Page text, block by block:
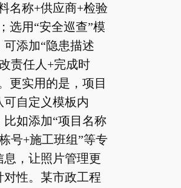
名称+供应商+检验
选用“安全巡查”模
可添加“隐患描述
责任人+完成时
更实用的是，项目
可自定义模板内
比如添加“项目名称
号+施工班组”等专
息，让照片管理更
对性。某市政工程